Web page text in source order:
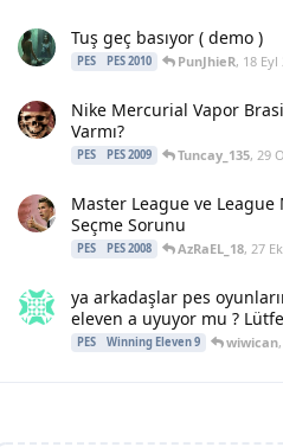
Tuş geç basıyor ( demo )
PES PES 2010 PunJhieR, 18 Eyl
Nike Mercurial Vapor
Varmı?
PES PES 2009 Tuncay_135, 29
Master League ve League
Seçme Sorunu
PES PES 2008 AzRaEL_18, 27
ya arkadaşlar pes
eleven a uyuyor mu ?
PES Winning Eleven 9 wiwican,